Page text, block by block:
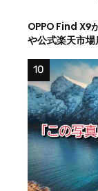
OPPO Find X9
や公式楽天市